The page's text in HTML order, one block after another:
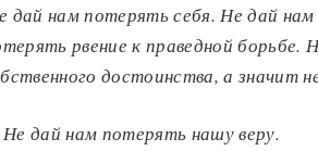
дай нам потерять себя. Не дай
рвение к праведной борьбе.
достоинства, а значит
Не дай нам потерять нашу веру.